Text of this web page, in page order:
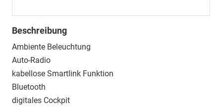
Beschreibung
Ambiente Beleuchtung
Auto-Radio
kabellose Smartlink Funktion
Bluetooth
digitales Cockpit